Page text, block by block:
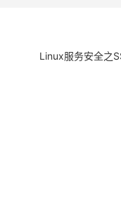
Linux服务安全之